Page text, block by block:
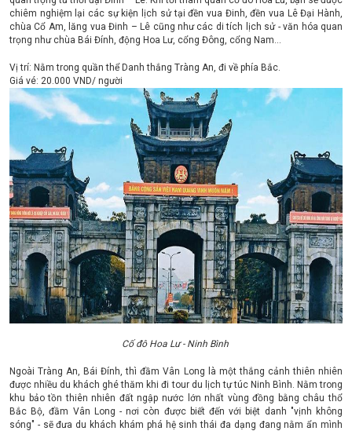
chiêm nghiệm lại các sự kiện lịch sử tại đền vua Đinh, đền vua Lê Đại Hành,
chùa Cổ Am, lăng vua Đinh – Lê cũng như các di tích lịch sử - văn hóa quan
trọng như chùa Bái Đính, động Hoa Lư, cổng Đông, cổng Nam...
Vị trí: Nằm trong quần thể Danh thắng Tràng An, đi về phía Bắc.
Giá vé: 20.000 VND/ người
Cố đô Hoa Lư - Ninh Bình
Ngoài Tràng An, Bái Đính, thì đầm Vân Long là một thắng cảnh thiên nhiên
được nhiều du khách ghé thăm khi đi tour du lịch tự túc Ninh Bình. Nằm trong
khu bảo tồn thiên nhiên đất ngập nước lớn nhất vùng đồng bằng châu thổ
Bắc Bộ, đầm Vân Long - nơi còn được biết đến với biệt danh "vịnh không
sóng" - sẽ đưa du khách khám phá hệ sinh thái đa dạng đang nằm ẩn mình